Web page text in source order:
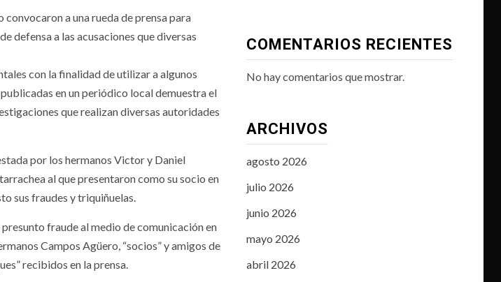
a una rueda de prensa para
defensa a las acusaciones que diversas
con la finalidad de utilizar a algunos
en un periódico local demuestra el
que realizan diversas autoridades
por los hermanos Victor y Daniel
al que presentaron como su socio en
sus fraudes y triquiñuelas.
fraude al medio de comunicación en
Campos Agüero, “socios” y amigos de
recibidos en la prensa.
COMENTARIOS RECIENTES
No hay comentarios que mostrar.
ARCHIVOS
agosto 2026
julio 2026
junio 2026
mayo 2026
abril 2026